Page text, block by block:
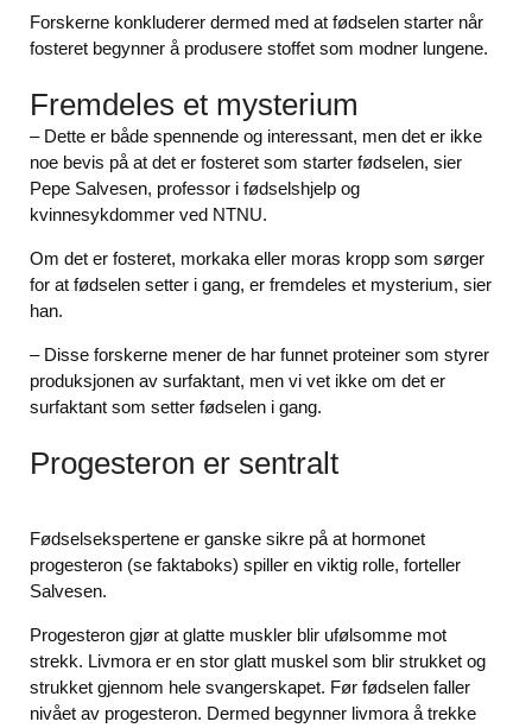
Forskerne konkluderer dermed med at fødselen starter når
fosteret begynner å produsere stoffet som modner lungene.
Fremdeles et mysterium
– Dette er både spennende og interessant, men det er ikke
noe bevis på at det er fosteret som starter fødselen, sier
Pepe Salvesen, professor i fødselshjelp og
kvinnesykdommer ved NTNU.
Om det er fosteret, morkaka eller moras kropp som sørger
for at fødselen setter i gang, er fremdeles et mysterium, sier
han.
– Disse forskerne mener de har funnet proteiner som styrer
produksjonen av surfaktant, men vi vet ikke om det er
surfaktant som setter fødselen i gang.
Progesteron er sentralt
Fødselsekspertene er ganske sikre på at hormonet
progesteron (se faktaboks) spiller en viktig rolle, forteller
Salvesen.
Progesteron gjør at glatte muskler blir ufølsomme mot
strekk. Livmora er en stor glatt muskel som blir strukket og
strukket gjennom hele svangerskapet. Før fødselen faller
nivået av progesteron. Dermed begynner livmora å trekke